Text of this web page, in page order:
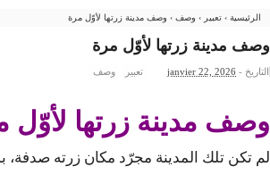
الرئيسية › تعبير › وصف › وصف مدينة زرتها لأوّل مرة
وصف مدينة زرتها لأوّل مرة
التاريخ - janvier 22, 2026 تعبير وصف
وصف مدينة زرتها لأوّل
لم تكن تلك المدينة مجرّد مكان زرته